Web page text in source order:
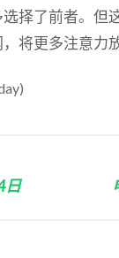
择了前者。但
将更多注意力
日